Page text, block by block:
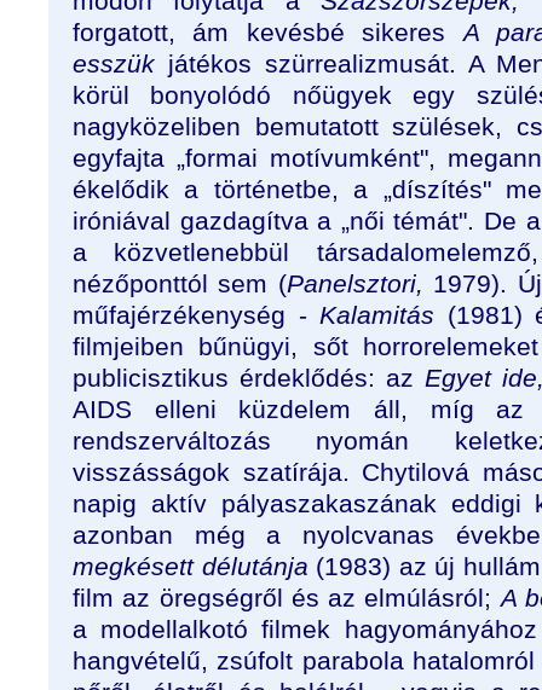
forgatott, ám kevésbé sikeresA
esszük játékos szürrealizmusát. A
körül bonyolódó nőügyek egy
nagyközeliben bemutatott szülések,
egyfajta „formai motívumként",
ékelődik a történetbe, a „díszítés"
iróniával gazdagítva a „női témát". De
a közvetlenebbül
nézőponttól sem (Panelsztori, 1979).
műfajérzékenység - Kalamitás (1981)
filmjeiben bűnügyi, sőt
publicisztikus érdeklődés: az Egyet
AIDS elleni küzdelem áll, míg
rendszerváltozás nyomán
visszásságok szatírája. Chytilová
napig aktív pályaszakaszának eddigi
azonban még a nyolcvanas
megkésett délutánja (1983) az új
film az öregségről és az elmúlásról;A
a modellalkotó filmek
hangvételű, zsúfolt parabola